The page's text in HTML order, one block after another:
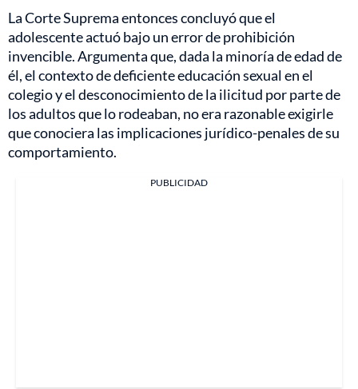
La Corte Suprema entonces concluyó que el
adolescente actuó bajo un error de prohibición
invencible. Argumenta que, dada la minoría de edad de
él, el contexto de deficiente educación sexual en el
colegio y el desconocimiento de la ilicitud por parte de
los adultos que lo rodeaban, no era razonable exigirle
que conociera las implicaciones jurídico-penales de su
comportamiento.
PUBLICIDAD